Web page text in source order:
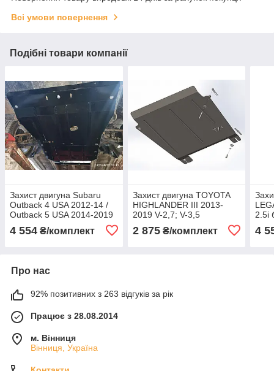
Всі умови повернення
Подібні товари компанії
Захист двигуна Subaru
Outback 4 USA 2012-14 /
Outback 5 USA 2014-2019
(двигун+КПП+радіатор)
4 554 ₴/комплект
Захист двигуна TOYOTA
HIGHLANDER III 2013-
2019 V-2,7; V-3,5
2 875₴/комплект
2.5i
4
Про нас
92% позитивних з 263 відгуків за рік
Працює з 28.08.2014
м. Вінниця
Вінниця, Україна